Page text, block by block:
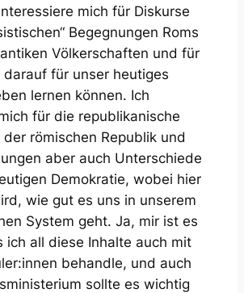
mich für Diskurse
Begegnungen Roms
Völkerschaften und für
für unser heutiges
lernen können. Ich
für die republikanische
römischen Republik und
aber auch Unterschiede
Demokratie, wobei hier
wie gut es uns in unserem
System geht. Ja, mir ist es
ich all diese Inhalte auch mit
behandle, und auch
sollte es wichtig